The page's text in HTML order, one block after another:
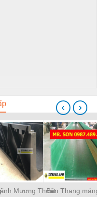
Mương ThoátBán Thang
‹ ›